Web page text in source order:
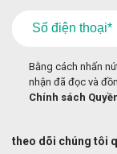
Bằng cách nhấn
nhận đã đọc và
Chính sách
theo dõi chúng tôi